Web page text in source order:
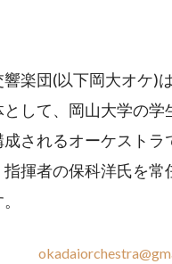
楽団(以下岡大オケ)
して、岡山大学の学
されるオーケストラ
揮者の保科洋氏を常